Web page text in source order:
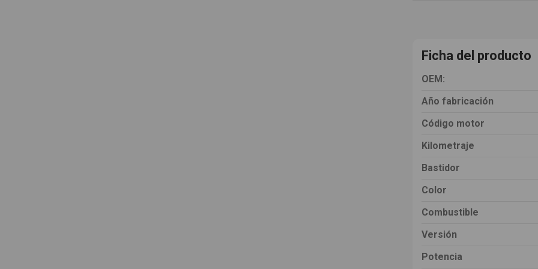
Ficha del producto
OEM:
Año fabricación
Código motor
Kilometraje
Bastidor
Color
Combustible
Versión
Potencia